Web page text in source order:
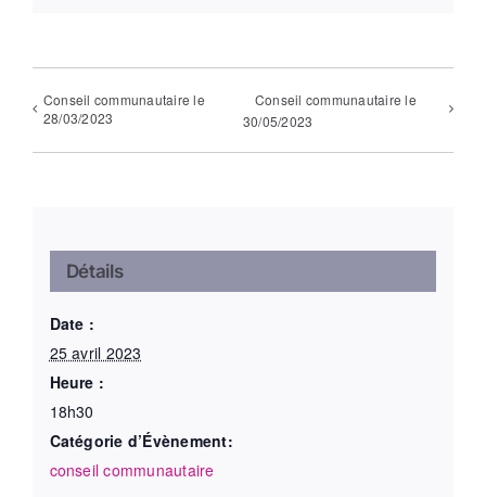
Conseil communautaire le
28/03/2023
Conseil communautaire le
30/05/2023
Détails
Date :
25 avril 2023
Heure :
18h30
Catégorie d’Évènement:
conseil communautaire